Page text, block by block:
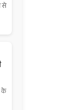
से
के